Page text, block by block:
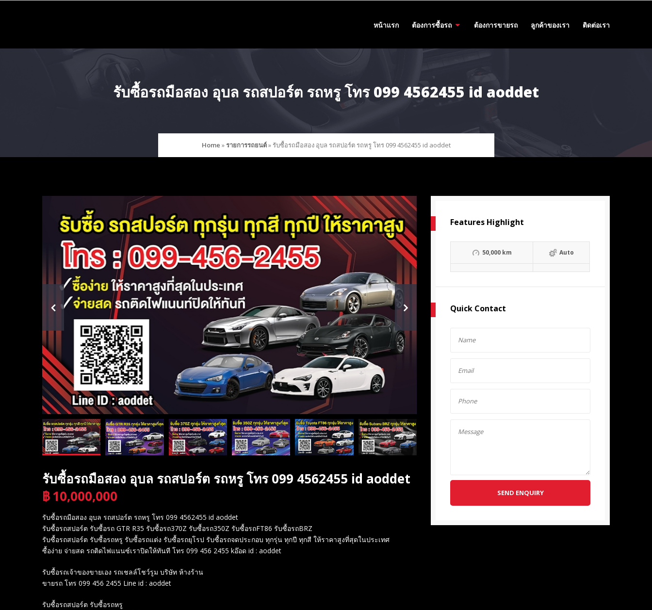
หน้าแรก ต้องการซื้อรถ ต้องการขายรถ ลูกค้าของเรา ติดต่อเรา
รับซื้อรถมือสอง อุบล รถสปอร์ต รถหรู โทร 099 4562455 id aoddet
Home »รายการรถยนต์» รับซื้อรถมือสอง อุบล รถสปอร์ต รถหรู โทร 099 4562455 id aoddet
รับซื้อรถมือสอง อุบล รถสปอร์ต รถหรู โทร 099 4562455 id aoddet
฿10,000,000
รับซื้อรถมือสอง อุบล รถสปอร์ต รถหรู โทร 099 4562455 id aoddet
รับซื้อรถสปอร์ต รับซื้อรถ GTR R35 รับซื้อรถ370Z รับซื้อรถ350Z รับซื้อรถFT86 รับซื้อรถBRZ
รับซื้อรถสปอร์ต รับซื้อรถหรู รับซื้อรถแต่ง รับซื้อรถยุโรป รับซื้อรถจดประกอบ ทุกรุ่น ทุกปี ทุกสี ให้ราคาสูงที่สุดในประเทศ
ซื้อง่าย จ่ายสด รถติดไฟแนนซ์เราปิดให้ทันที โทร 099 456 2455 kอ๊อด id : aoddet
รับซื้อรถเจ้าของขายเอง รถเชลล์โชว์รูม บริษัท ห้างร้าน
ขายรถ โทร 099 456 2455 Line id : aoddet
รับซื้อรถสปอร์ต รับซื้อรถหรู
Features Highlight
50,000 km Auto
Quick Contact
SEND ENQUIRY